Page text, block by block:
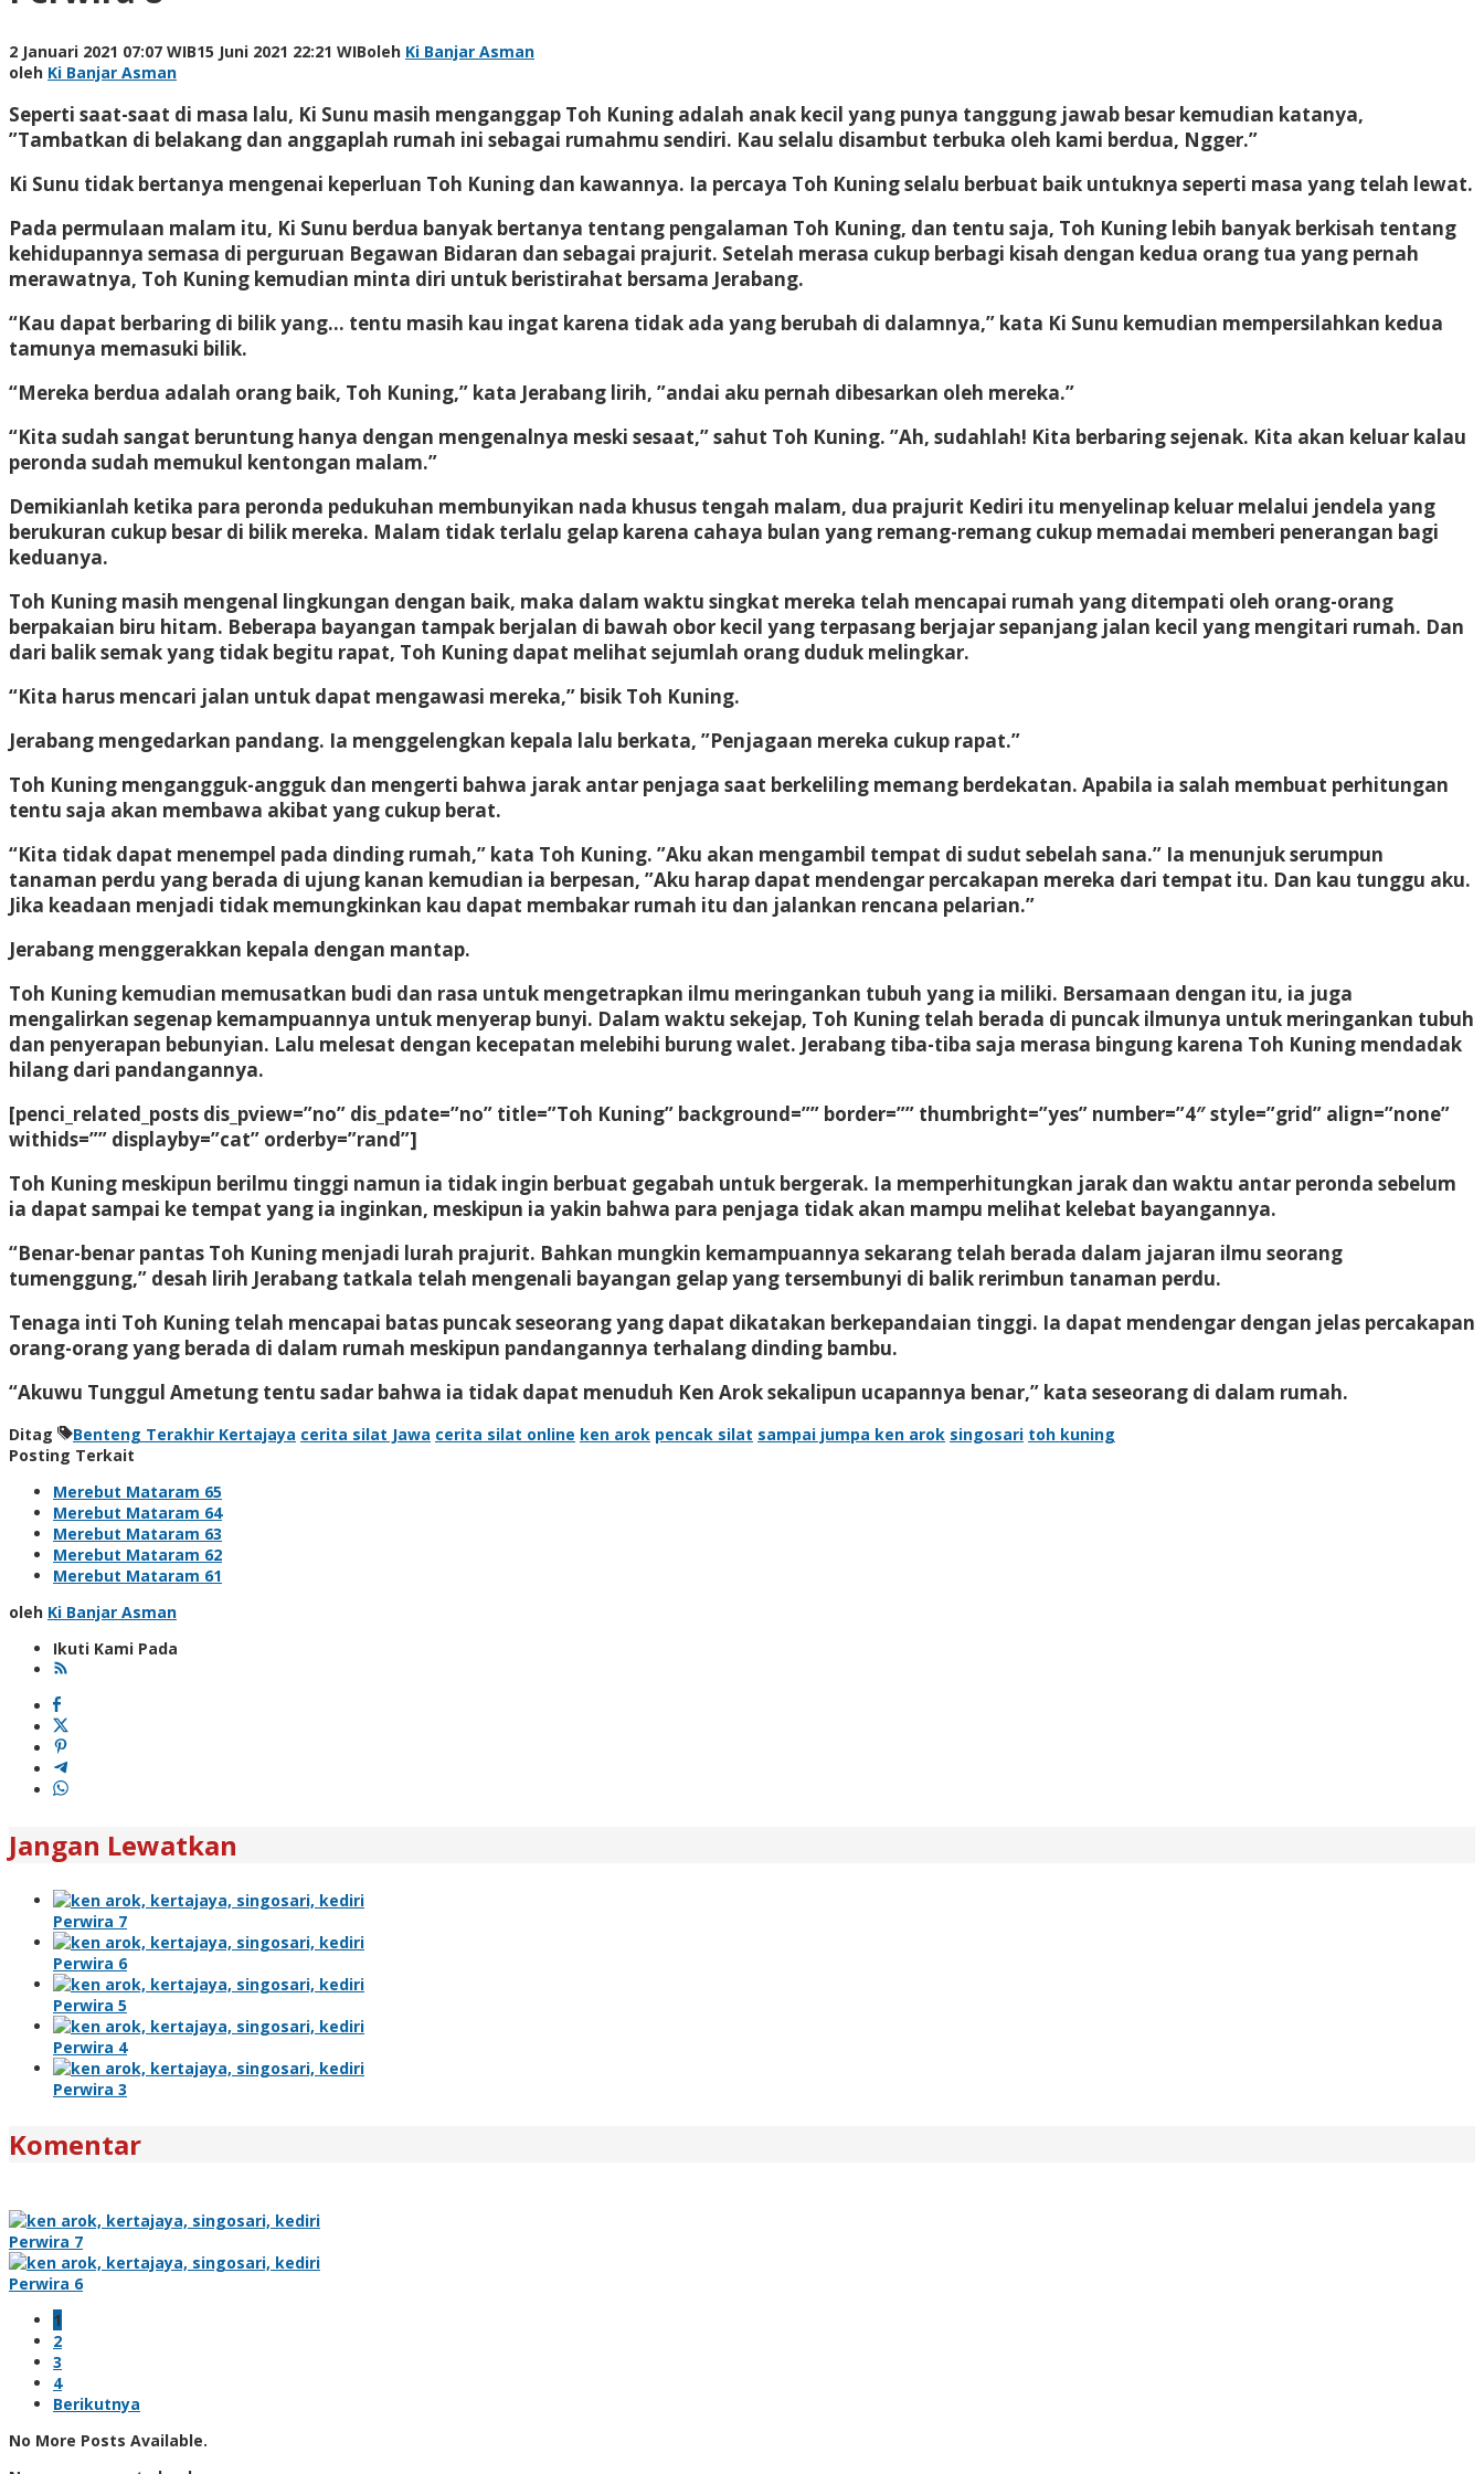
2 Januari 2021 07:07 WIB15 Juni 2021 22:21 WIBoleh Ki Banjar Asman
oleh Ki Banjar Asman
Seperti saat-saat di masa lalu, Ki Sunu masih menganggap Toh Kuning adalah anak kecil yang punya tanggung jawab besar kemudian katanya,
”Tambatkan di belakang dan anggaplah rumah ini sebagai rumahmu sendiri. Kau selalu disambut terbuka oleh kami berdua, Ngger.”
Ki Sunu tidak bertanya mengenai keperluan Toh Kuning dan kawannya. Ia percaya Toh Kuning selalu berbuat baik untuknya seperti masa yang telah lewat.
Pada permulaan malam itu, Ki Sunu berdua banyak bertanya tentang pengalaman Toh Kuning, dan tentu saja, Toh Kuning lebih banyak berkisah tentang
kehidupannya semasa di perguruan Begawan Bidaran dan sebagai prajurit. Setelah merasa cukup berbagi kisah dengan kedua orang tua yang pernah
merawatnya, Toh Kuning kemudian minta diri untuk beristirahat bersama Jerabang.
“Kau dapat berbaring di bilik yang… tentu masih kau ingat karena tidak ada yang berubah di dalamnya,” kata Ki Sunu kemudian mempersilahkan kedua
tamunya memasuki bilik.
“Mereka berdua adalah orang baik, Toh Kuning,” kata Jerabang lirih, ”andai aku pernah dibesarkan oleh mereka.”
“Kita sudah sangat beruntung hanya dengan mengenalnya meski sesaat,” sahut Toh Kuning. ”Ah, sudahlah! Kita berbaring sejenak. Kita akan keluar kalau
peronda sudah memukul kentongan malam.”
Demikianlah ketika para peronda pedukuhan membunyikan nada khusus tengah malam, dua prajurit Kediri itu menyelinap keluar melalui jendela yang
berukuran cukup besar di bilik mereka. Malam tidak terlalu gelap karena cahaya bulan yang remang-remang cukup memadai memberi penerangan bagi
keduanya.
Toh Kuning masih mengenal lingkungan dengan baik, maka dalam waktu singkat mereka telah mencapai rumah yang ditempati oleh orang-orang
berpakaian biru hitam. Beberapa bayangan tampak berjalan di bawah obor kecil yang terpasang berjajar sepanjang jalan kecil yang mengitari rumah. Dan
dari balik semak yang tidak begitu rapat, Toh Kuning dapat melihat sejumlah orang duduk melingkar.
“Kita harus mencari jalan untuk dapat mengawasi mereka,” bisik Toh Kuning.
Jerabang mengedarkan pandang. Ia menggelengkan kepala lalu berkata, ”Penjagaan mereka cukup rapat.”
Toh Kuning mengangguk-angguk dan mengerti bahwa jarak antar penjaga saat berkeliling memang berdekatan. Apabila ia salah membuat perhitungan
tentu saja akan membawa akibat yang cukup berat.
“Kita tidak dapat menempel pada dinding rumah,” kata Toh Kuning. ”Aku akan mengambil tempat di sudut sebelah sana.” Ia menunjuk serumpun
tanaman perdu yang berada di ujung kanan kemudian ia berpesan, ”Aku harap dapat mendengar percakapan mereka dari tempat itu. Dan kau tunggu aku.
Jika keadaan menjadi tidak memungkinkan kau dapat membakar rumah itu dan jalankan rencana pelarian.”
Jerabang menggerakkan kepala dengan mantap.
Toh Kuning kemudian memusatkan budi dan rasa untuk mengetrapkan ilmu meringankan tubuh yang ia miliki. Bersamaan dengan itu, ia juga
mengalirkan segenap kemampuannya untuk menyerap bunyi. Dalam waktu sekejap, Toh Kuning telah berada di puncak ilmunya untuk meringankan tubuh
dan penyerapan bebunyian. Lalu melesat dengan kecepatan melebihi burung walet. Jerabang tiba-tiba saja merasa bingung karena Toh Kuning mendadak
hilang dari pandangannya.
[penci_related_posts dis_pview=”no” dis_pdate=”no” title=”Toh Kuning” background=”” border=”” thumbright=”yes” number=”4″ style=”grid” align=”none”
withids=”” displayby=”cat” orderby=”rand”]
Toh Kuning meskipun berilmu tinggi namun ia tidak ingin berbuat gegabah untuk bergerak. Ia memperhitungkan jarak dan waktu antar peronda sebelum
ia dapat sampai ke tempat yang ia inginkan, meskipun ia yakin bahwa para penjaga tidak akan mampu melihat kelebat bayangannya.
“Benar-benar pantas Toh Kuning menjadi lurah prajurit. Bahkan mungkin kemampuannya sekarang telah berada dalam jajaran ilmu seorang
tumenggung,” desah lirih Jerabang tatkala telah mengenali bayangan gelap yang tersembunyi di balik rerimbun tanaman perdu.
Tenaga inti Toh Kuning telah mencapai batas puncak seseorang yang dapat dikatakan berkepandaian tinggi. Ia dapat mendengar dengan jelas percakapan
orang-orang yang berada di dalam rumah meskipun pandangannya terhalang dinding bambu.
“Akuwu Tunggul Ametung tentu sadar bahwa ia tidak dapat menuduh Ken Arok sekalipun ucapannya benar,” kata seseorang di dalam rumah.
Ditag Benteng Terakhir Kertajaya cerita silat Jawa cerita silat online ken arok pencak silat sampai jumpa ken arok singosari toh kuning
Posting Terkait
Merebut Mataram 65
Merebut Mataram 64
Merebut Mataram 63
Merebut Mataram 62
Merebut Mataram 61
oleh Ki Banjar Asman
Ikuti Kami Pada
Jangan Lewatkan
Perwira 7
Perwira 6
Perwira 5
Perwira 4
Perwira 3
Komentar
Perwira 7
Perwira 6
1
2
3
4
Berikutnya
No More Posts Available.